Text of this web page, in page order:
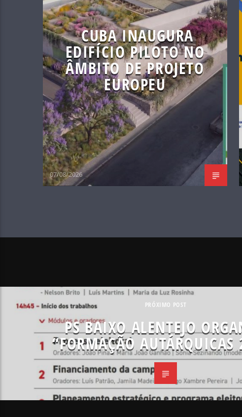
CUBA INAUGURA
EDIFÍCIO PILOTO NO
ÂMBITO DE PROJETO
EUROPEU
07/08/2026
PRÓXIMO POST
PS BAIXO ALENTEJO
“FORMAÇÃO AUTÁRQUICAS